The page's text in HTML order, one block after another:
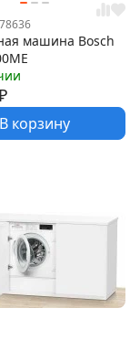
машина Bosch
В корзину